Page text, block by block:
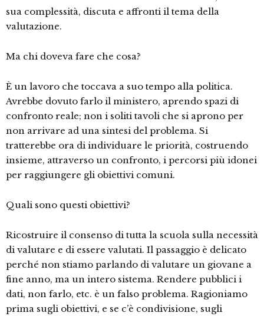
sua complessità, discuta e affronti il tema della
valutazione.
Ma chi doveva fare che cosa?
È un lavoro che toccava a suo tempo alla politica.
Avrebbe dovuto farlo il ministero, aprendo spazi di
confronto reale; non i soliti tavoli che si aprono per
non arrivare ad una sintesi del problema. Si
tratterebbe ora di individuare le priorità, costruendo
insieme, attraverso un confronto, i percorsi più idonei
per raggiungere gli obiettivi comuni.
Quali sono questi obiettivi?
Ricostruire il consenso di tutta la scuola sulla necessità
di valutare e di essere valutati. Il passaggio è delicato
perché non stiamo parlando di valutare un giovane a
fine anno, ma un intero sistema. Rendere pubblici i
dati, non farlo, etc. è un falso problema. Ragioniamo
prima sugli obiettivi, e se c’è condivisione, sugli